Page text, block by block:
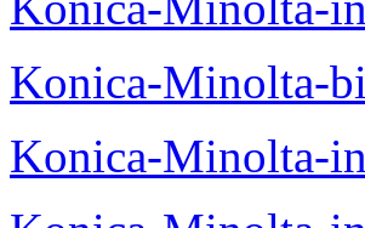
Konica-Minolta-
Konica-Minolta-